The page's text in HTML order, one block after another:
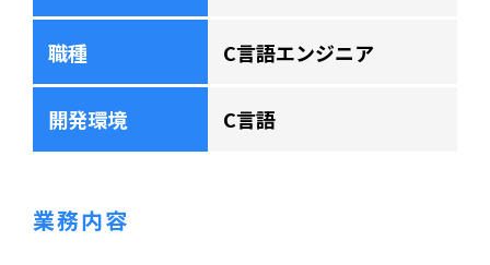
職種 C言語エンジニア
開発環境 C言語
業務内容